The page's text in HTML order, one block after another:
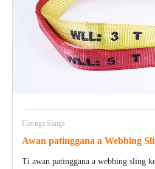
Flat nga Slings
Awan patinggana a Webbing
Ti awan patinggana a webbing sling